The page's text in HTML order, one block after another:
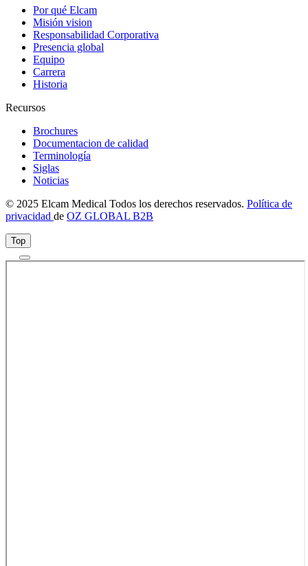
Por qué Elcam
Misión vision
Responsabilidad Corporativa
Presencia global
Equipo
Carrera
Historia
Recursos
Brochures
Documentacion de calidad
Terminología
Siglas
Noticias
© 2025 Elcam Medical Todos los derechos reservados. Política de
privacidad de OZ GLOBAL B2B
Top